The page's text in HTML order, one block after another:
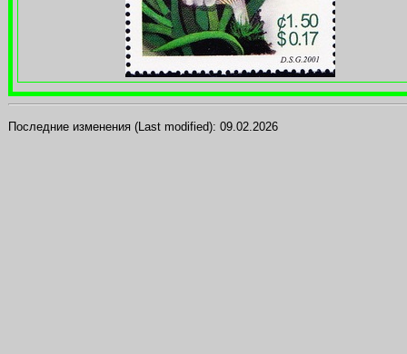
Последние изменения (Last modified): 09.02.2026